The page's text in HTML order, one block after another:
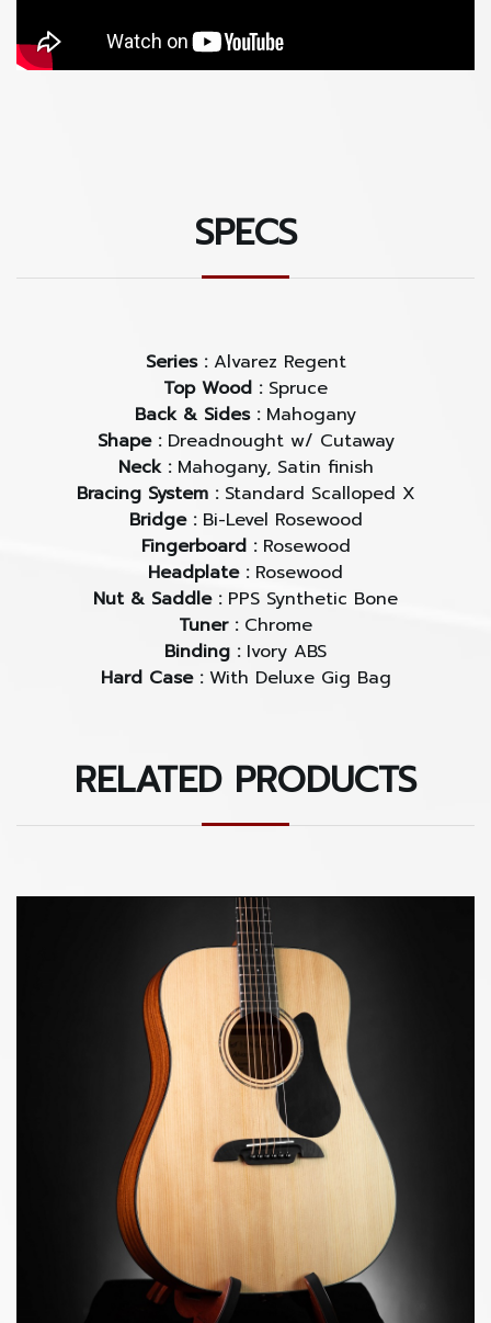
สั่งซื้อ แอดไลน์ที่นี่ https://bit.ly/2IseWVX
SPECS
Series : Alvarez Regent
Top Wood : Spruce
Back & Sides : Mahogany
Shape : Dreadnought w/ Cutaway
Neck : Mahogany, Satin finish
Bracing System : Standard Scalloped X
Bridge : Bi-Level Rosewood
Fingerboard : Rosewood
Headplate : Rosewood
Nut & Saddle : PPS Synthetic Bone
Tuner : Chrome
Binding : Ivory ABS
Hard Case : With Deluxe Gig Bag
RELATED PRODUCTS